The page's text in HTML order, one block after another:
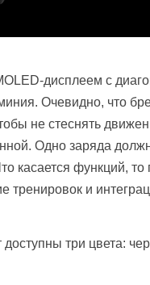
дисплеем с
Очевидно, что
не стеснять
Одно заряда
касается функций,
тренировок и
доступны три цвета: